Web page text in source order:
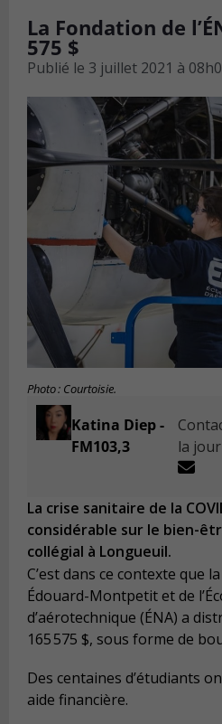
La Fondation de
575 $
Publié le 3 juillet 2021 à
Photo : Courtoisie.
Katina Diep -
FM103,3
la
La crise sanitaire de la
considérable sur le bien-
collégial à Longueuil.
C’est dans ce contexte que
Édouard-Montpetit et de
d’aérotechnique (ÉNA) a
165 575 $, sous forme de
Des centaines d’étudiants
aide financière.